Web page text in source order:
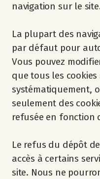
navigation sur le
La plupart des
par défaut pour
Vous pouvez
que tous les cookies
systématiquement,
seulement des
refusée en fonction
Le refus du dépôt
accès à certains
site. Nous ne